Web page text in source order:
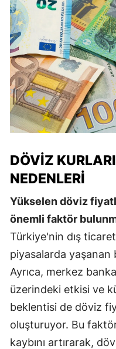
DÖVIZ
NEDENLERI
Yükselen döviz
önemli faktör
Türkiye'nin dış ticaret
piyasalarda yaşanan
Ayrıca, merkez
üzerindeki etkisi ve
beklentisi de döviz
oluşturuyor. Bu
kaybını artırarak,